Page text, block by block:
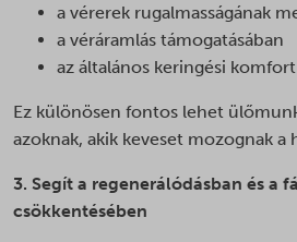
a vérerek rugalmasságának
a véráramlás támogatásában
az általános keringési
Ez különösen fontos lehet
azoknak, akik keveset mozognak a
3. Segít a regenerálódásban és a
csökkentésében